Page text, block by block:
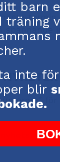
termin
barn
träning
inte
blir